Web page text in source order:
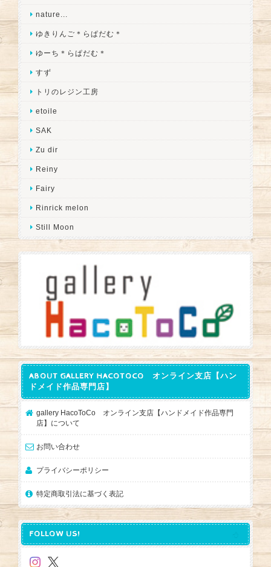
nature...
ゆきりんご＊らぱだむ＊
ゆーち＊らぱだむ＊
すず
トリのレジン工房
etoile
SAK
Zu dir
Reiny
Fairy
Rinrick melon
Still Moon
ABOUT GALLERY HACOTOCO オンライン支店【ハン
ドメイド作品専門店】
gallery HacoToCo オンライン支店【ハンドメイド作品専門
店】について
お問い合わせ
プライバシーポリシー
特定商取引法に基づく表記
FOLLOW US!